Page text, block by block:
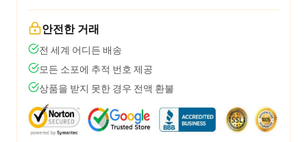
안전한 거래
전 세계 어디든 배송
모든 소포에 추적 번호 제공
상품을 받지 못한 경우 전액 환불